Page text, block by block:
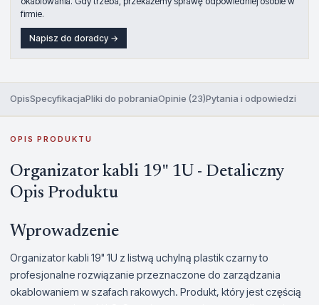
firmie.
Napisz do doradcy →
OpisSpecyfikacjaPliki do pobraniaOpinie (23)Pytania i odpowiedzi
OPIS PRODUKTU
Organizator kabli 19" 1U - Detaliczny
Opis Produktu
Wprowadzenie
Organizator kabli 19" 1U z listwą uchylną plastik czarny to
profesjonalne rozwiązanie przeznaczone do zarządzania
okablowaniem w szafach rakowych. Produkt, który jest częścią